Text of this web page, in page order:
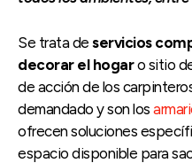
Se trata de servicios
decorar el hogaro sitio
de acción de los
demandado y son los
ofrecen soluciones
espacio disponible para